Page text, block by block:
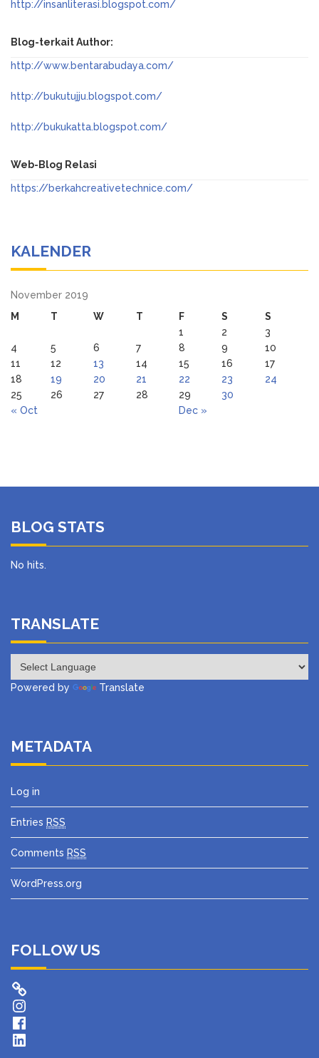
http://insanliterasi.blogspot.com/
Blog-terkait Author:
http://www.bentarabudaya.com/
http://bukutujju.blogspot.com/
http://bukukatta.blogspot.com/
Web-Blog Relasi
https://berkahcreativetechnice.com/
KALENDER
November 2019
M
T W T F S S
« Oct Dec »
1 2
3
4
5 6 7 8 9
10
11
12 13 14 15 16
17
18
19 20 21 22 23
24
25
26 27 28 29 30
BLOG STATS
No hits.
TRANSLATE
Powered by Translate
METADATA
Log in
Entries RSS
Comments RSS
WordPress.org
FOLLOW US
Instagram
Facebook
LinkedIn